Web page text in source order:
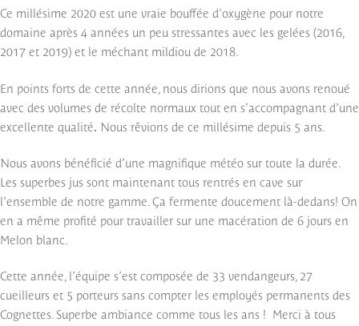
Ce millésime 2020 est une vraie bouffée d’oxygène pour notre
domaine après 4 années un peu stressantes avec les gelées (2016,
2017 et 2019) et le méchant mildiou de 2018.
En points forts de cette année, nous dirions que nous avons renoué
avec des volumes de récolte normaux tout en s’accompagnant d’une
excellente qualité. Nous rêvions de ce millésime depuis 5 ans.
Nous avons bénéficié d’une magnifique météo sur toute la durée.
Les superbes jus sont maintenant tous rentrés en cave sur
l’ensemble de notre gamme. Ça fermente doucement là-dedans! On
en a même profité pour travailler sur une macération de 6 jours en
Melon blanc.
Cette année, l’équipe s’est composée de 33 vendangeurs, 27
cueilleurs et 5 porteurs sans compter les employés permanents des
Cognettes. Superbe ambiance comme tous les ans ! Merci à tous